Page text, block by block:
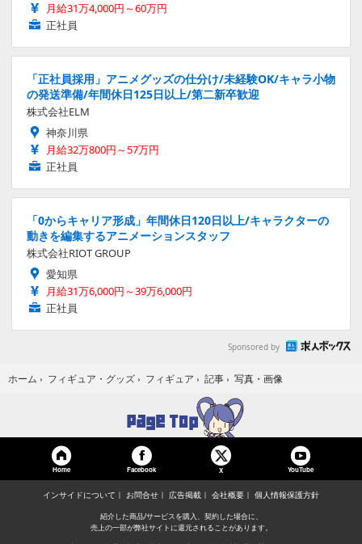
月給31万4,000円～60万円
正社員
「正社員採用」アニメグッズの仕分け/未経験OK/キャラ小物
の発送準備/年間休日125日以上/第二新卒歓迎
株式会社ELM
神奈川県
月給32万800円～57万円
正社員
「0からキャリア形成」年間休日120日以上/キャラクターの
動きを編集するアニメーションスタッフ
株式会社RIOT GROUP
愛知県
月給31万6,000円～39万6,000円
正社員
Sponsored by
ホーム › フィギュア・グッズ › フィギュア › 記事 › 写真・画像
Home Facebook X YouTube
インサイドについて お問合せ 広告掲載 会社概要 個人情報保護方針
紹介した商品/サービスを購入、契約した場合に、
売上の一部が弊社サイトに還元されることがあります。